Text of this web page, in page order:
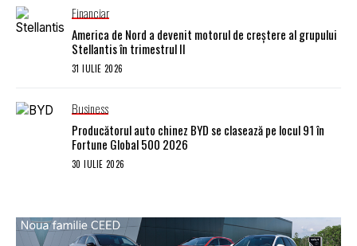
Financiar
America de Nord a devenit motorul de creștere al grupului
Stellantis în trimestrul II
31 IULIE 2026
Business
Producătorul auto chinez BYD se clasează pe locul 91 în
Fortune Global 500 2026
30 IULIE 2026